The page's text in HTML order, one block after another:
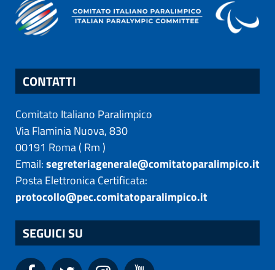
CONTATTI
Comitato Italiano Paralimpico
Via Flaminia Nuova, 830
00191 Roma( Rm)
Email:segreteriagenerale@comitatoparalimpico.it
Posta Elettronica Certificata:
protocollo@pec.comitatoparalimpico.it
SEGUICI SU